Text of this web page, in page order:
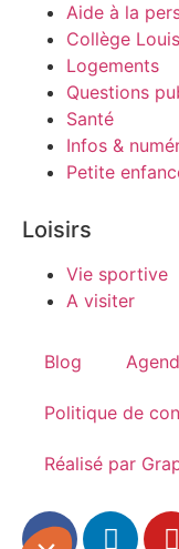
Aide à la
Collège
Logements
Questions
Santé
Infos &
Petite
Loisirs
Vie sportive
A visiter
Blog
Politique de
Réalisé par